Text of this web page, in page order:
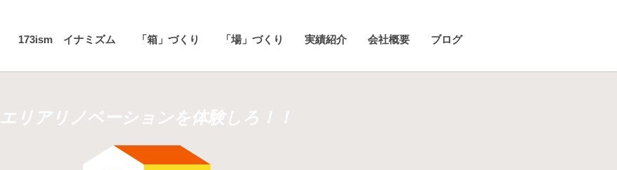
173ism イナミズム 「箱」づくり 「場」づくり 実績紹介 会社概要 ブログ
エリアリノベーションを体験しろ！！